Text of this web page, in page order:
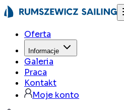
Oferta
Informacje
Galeria
Praca
Kontakt
Moje konto